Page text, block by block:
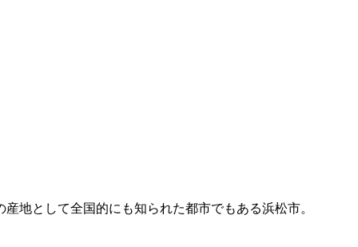
地として全国的にも知られた都市でもある浜松市。